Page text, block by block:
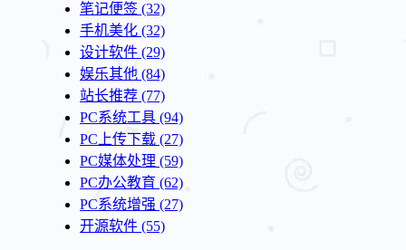
笔记便签 (32)
手机美化 (32)
设计软件 (29)
娱乐其他 (84)
站长推荐 (77)
PC系统工具 (94)
PC上传下载 (27)
PC媒体处理 (59)
PC办公教育 (62)
PC系统增强 (27)
开源软件 (55)